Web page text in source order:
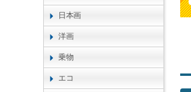
日本画
洋画
乗物
エコ